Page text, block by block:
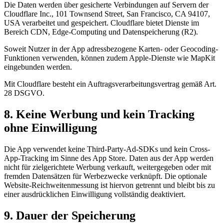
Die Daten werden über gesicherte Verbindungen auf Servern der
Cloudflare Inc., 101 Townsend Street, San Francisco, CA 94107,
USA verarbeitet und gespeichert. Cloudflare bietet Dienste im
Bereich CDN, Edge-Computing und Datenspeicherung (R2).
Soweit Nutzer in der App adressbezogene Karten- oder Geocoding-
Funktionen verwenden, können zudem Apple-Dienste wie MapKit
eingebunden werden.
Mit Cloudflare besteht ein Auftragsverarbeitungsvertrag gemäß Art.
28 DSGVO.
8. Keine Werbung und kein Tracking
ohne Einwilligung
Die App verwendet keine Third-Party-Ad-SDKs und kein Cross-
App-Tracking im Sinne des App Store. Daten aus der App werden
nicht für zielgerichtete Werbung verkauft, weitergegeben oder mit
fremden Datensätzen für Werbezwecke verknüpft. Die optionale
Website-Reichweitenmessung ist hiervon getrennt und bleibt bis zu
einer ausdrücklichen Einwilligung vollständig deaktiviert.
9. Dauer der Speicherung